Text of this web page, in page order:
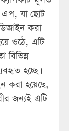
এপ, যা ছোট
করা
ওঠে, এটি
হচ্ছে।
করা হয়েছে,
জন্যই এটি